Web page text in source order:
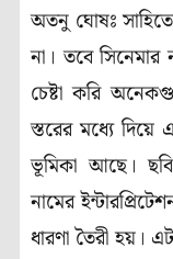
অতনু ঘোষঃ
না। তবে
চেষ্টা করি
স্তরের মধ্যে
ভূমিকা আছে।
নামের
ধারণা তৈরী হয়।